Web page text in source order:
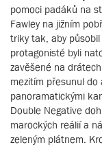
pomoci padáků na
Fawley na jižním
triky tak, aby
protagonisté byli
zavěšené na
mezitím přesunul
panoramatickými
Double Negative
marockých reálií a
zeleným plátnem.